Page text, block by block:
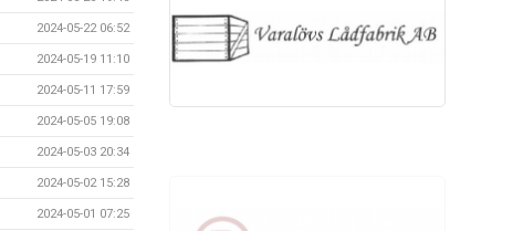
2024-05-22 06:52
2024-05-19 11:10
2024-05-11 17:59
2024-05-05 19:08
2024-05-03 20:34
2024-05-02 15:28
2024-05-01 07:25